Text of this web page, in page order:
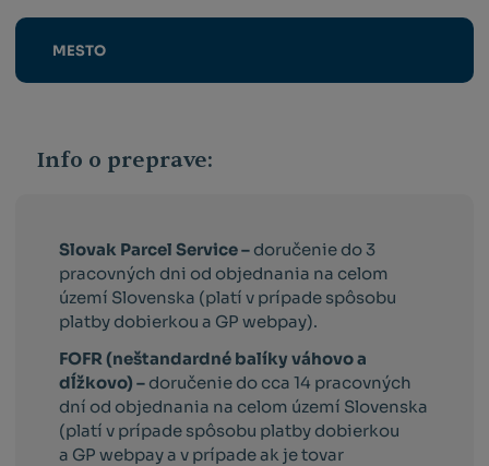
MESTO
Info o preprave:
Slovak Parcel Service – doručenie do 3
pracovných dni od objednania na celom
území Slovenska (platí v prípade spôsobu
platby dobierkou a GP webpay).
FOFR (neštandardné balíky váhovo a
dĺžkovo) – doručenie do cca 14 pracovných
dní od objednania na celom území Slovenska
(platí v prípade spôsobu platby dobierkou
a GP webpay a v prípade ak je tovar